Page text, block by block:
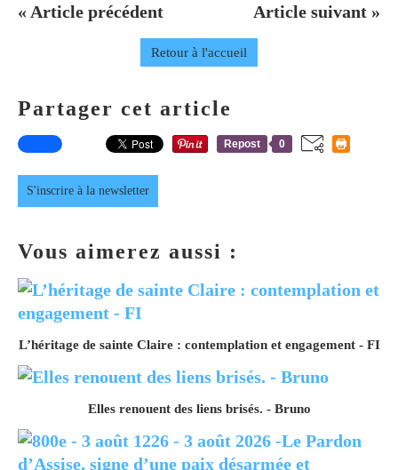
« Article précédent Article suivant »
Retour à l'accueil
Partager cet article
Repost 0
S'inscrire à la newsletter
Vous aimerez aussi :
L’héritage de sainte Claire : contemplation et engagement - FI
Elles renouent des liens brisés. - Bruno